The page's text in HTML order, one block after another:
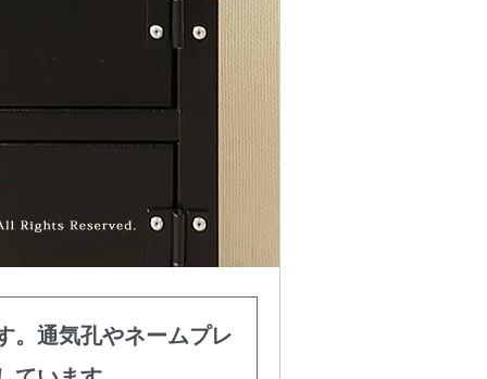
。通気孔やネームプレ